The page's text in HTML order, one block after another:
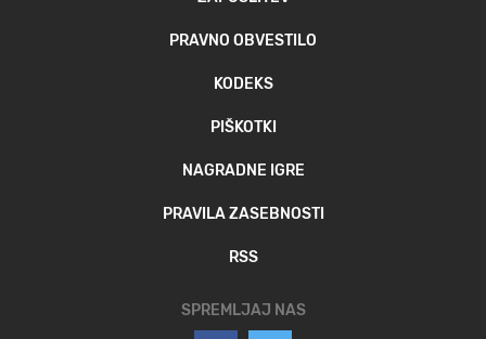
PRAVNO OBVESTILO
KODEKS
PIŠKOTKI
NAGRADNE IGRE
PRAVILA ZASEBNOSTI
RSS
SPREMLJAJ NAS